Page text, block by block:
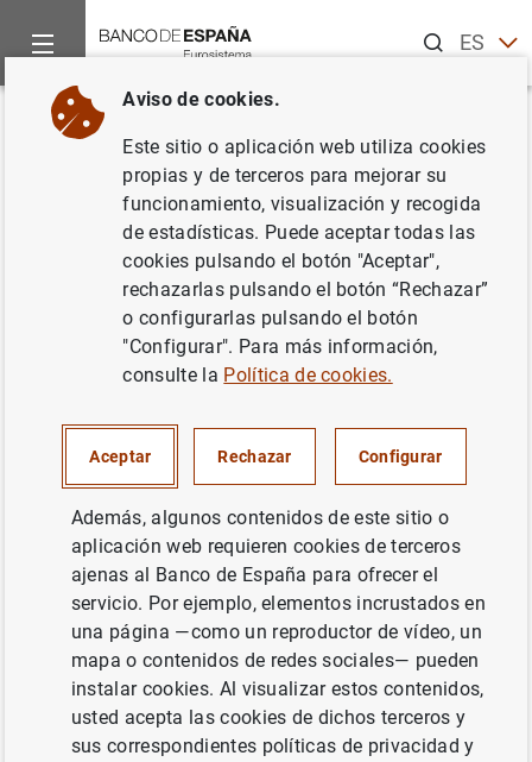
ESEN
Inicio Noticias y eventos
Volver
Central Bank (R)evolutions
La conferencia estuvo patrocinada por el Banco de
España y el Banco Mundial. En ella se reunió a
destacados académicos y representantes del sector
público y privado para debatir sobre los retos de los
enfrentan, tanto en el plano institucional como en el de
sus políticas, como consecuencia de la introducción de
políticas macroprudenciales y de la combinación de los
objetivos de estabilidad financiera e inflación. También
se analizaron las implicaciones de la expansión
monetaria no convencional, tanto desde la perspectiva de
la economías avanzadas, como específicamente, los
retos que plantea en Latinoamérica.
Información
17 Junio 2013
Aviso de cookies.
Este sitio o aplicación web utiliza cookies
propias y de terceros para mejorar su
funcionamiento, visualización y recogida
de estadísticas. Puede aceptar todas las
cookies pulsando el botón "Aceptar",
rechazarlas pulsando el botón “Rechazar”
o configurarlas pulsando el botón
"Configurar". Para más información,
consulte la Política de cookies.
Aceptar Rechazar Configurar
Además, algunos contenidos de este sitio o
aplicación web requieren cookies de terceros
ajenas al Banco de España para ofrecer el
servicio. Por ejemplo, elementos incrustados en
una página —como un reproductor de vídeo, un
mapa o contenidos de redes sociales— pueden
instalar cookies. Al visualizar estos contenidos,
usted acepta las cookies de dichos terceros y
sus correspondientes políticas de privacidad y